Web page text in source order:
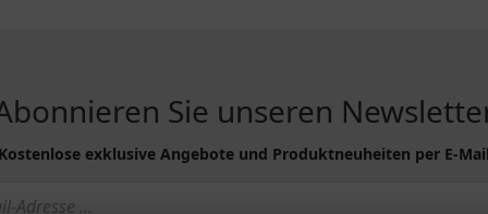
Sie unseren
Kostenlose exklusive Angebote und Produktneuheiten per E-Mail
& Versand
Sitemap
Altölentsorgung